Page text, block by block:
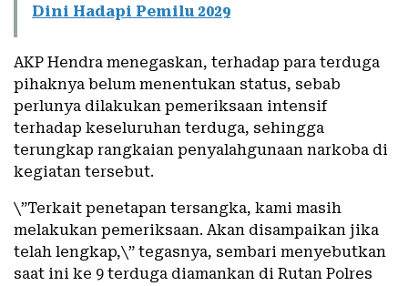
Dini Hadapi Pemilu 2029
AKP Hendra menegaskan, terhadap para terduga
pihaknya belum menentukan status, sebab
perlunya dilakukan pemeriksaan intensif
terhadap keseluruhan terduga, sehingga
terungkap rangkaian penyalahgunaan narkoba di
kegiatan tersebut.
\”Terkait penetapan tersangka, kami masih
melakukan pemeriksaan. Akan disampaikan jika
telah lengkap,\” tegasnya, sembari menyebutkan
saat ini ke 9 terduga diamankan di Rutan Polres